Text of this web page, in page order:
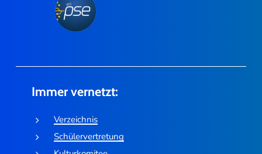
Immer vernetzt:
Verzeichnis
Schülervertretung